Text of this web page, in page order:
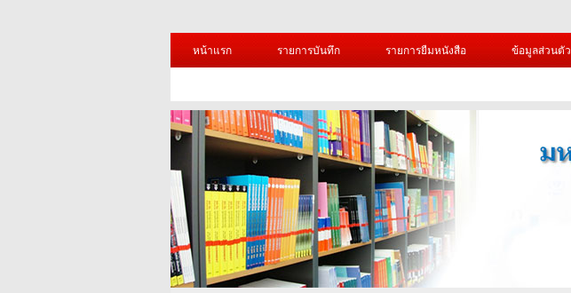
หน้าแรก
รายการบันทึก รายการยืมหนังสือ ข้อมูลส่วนตัว